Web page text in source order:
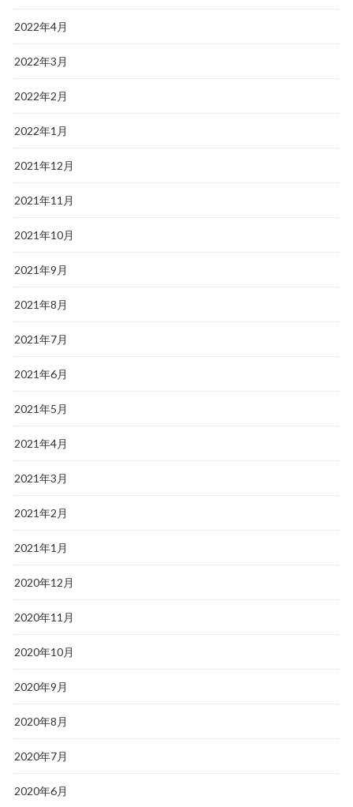
2022年4月
2022年3月
2022年2月
2022年1月
2021年12月
2021年11月
2021年10月
2021年9月
2021年8月
2021年7月
2021年6月
2021年5月
2021年4月
2021年3月
2021年2月
2021年1月
2020年12月
2020年11月
2020年10月
2020年9月
2020年8月
2020年7月
2020年6月